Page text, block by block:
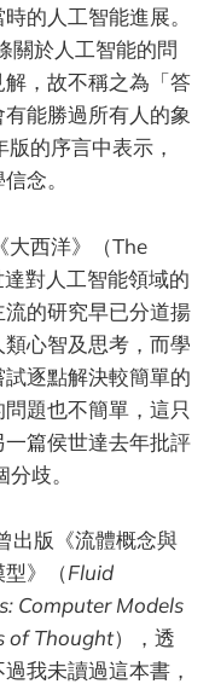
的人工智能進展。
關於人工智能的問
，故不稱之為「答
能勝過所有人的象
的序言中表示，
念。
大西洋》（The
達對人工智能領域的
的研究早已分道揚
心智及思考，而學
逐點解決較簡單的
題也不簡單，這只
篇侯世達去年批評
歧。
出版《流體概念與
》（Fluid
Computer Models
of Thought），透
我未讀過這本書，